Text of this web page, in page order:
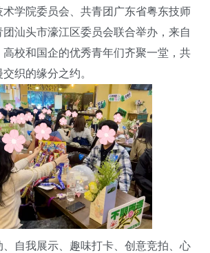
学院委员会、共青团广东省粤东技师
汕头市濠江区委员会联合举办，来自
校和国企的优秀青年们齐聚一堂，共
织的缘分之约。
自我展示、趣味打卡、创意竞拍、心